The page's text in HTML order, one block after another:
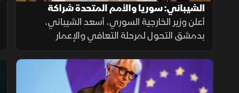
الشيباني: سوريا والأمم المتحدة شراكة
جديدة لدعم الاستثمار والتعافي
أعلن وزير الخارجية السوري، أسعد الشيباني،
بدمشق التحول لمرحلة التعافي والإعمار
بالشراكة مع الأمم المتحدة، مطالبا برفع العوائق
الاقتصادية ووقف الانتهاكات الإسرائيلية لضمان
الاستقرار الإقليمي.